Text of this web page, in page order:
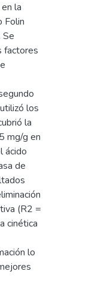
la
Folin
Se
factores
los
la
mg/g en
ácido
de
(R2 =
cinética
lo